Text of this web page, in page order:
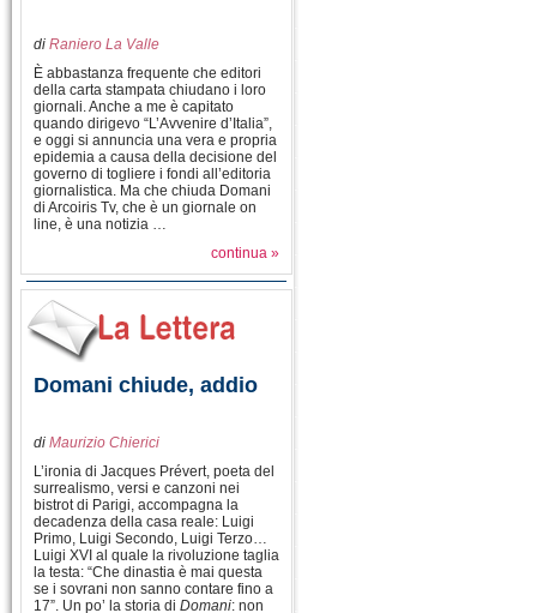
di Raniero La Valle
È abbastanza frequente che editori
della carta stampata chiudano i loro
giornali. Anche a me è capitato
quando dirigevo “L’Avvenire d’Italia”,
e oggi si annuncia una vera e propria
epidemia a causa della decisione del
governo di togliere i fondi all’editoria
giornalistica. Ma che chiuda Domani
di Arcoiris Tv, che è un giornale on
line, è una notizia …
continua »
Domani chiude, addio
di Maurizio Chierici
L’ironia di Jacques Prévert, poeta del
surrealismo, versi e canzoni nei
bistrot di Parigi, accompagna la
decadenza della casa reale: Luigi
Primo, Luigi Secondo, Luigi Terzo…
Luigi XVI al quale la rivoluzione taglia
la testa: “Che dinastia è mai questa
se i sovrani non sanno contare fino a
17”. Un po’ la storia di Domani: non